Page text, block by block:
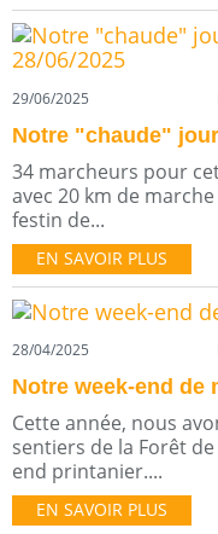
29/06/2025
Notre "chaude"
34 marcheurs pour
avec 20 km de
festin de...
EN SAVOIR PLUS
28/04/2025
Notre week-end de
Cette année, nous
sentiers de la Forêt
end printanier....
EN SAVOIR PLUS